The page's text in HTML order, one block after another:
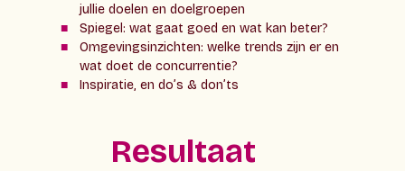
jullie doelen en doelgroepen
Spiegel: wat gaat goed en wat kan beter?
Omgevingsinzichten: welke trends zijn er en
wat doet de concurrentie?
Inspiratie, en do’s & don’ts
Resultaat